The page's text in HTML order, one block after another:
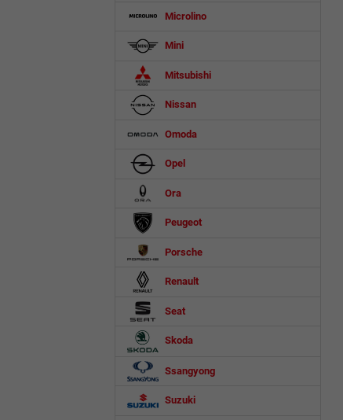
Microlino
Mini
Mitsubishi
Nissan
Omoda
Opel
Ora
Peugeot
Porsche
Renault
Seat
Skoda
Ssangyong
Suzuki